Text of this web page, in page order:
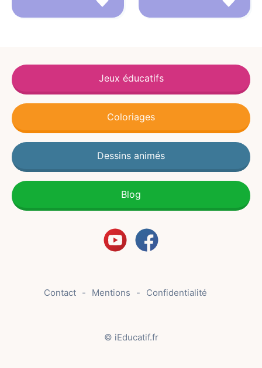
Jeux éducatifs
Coloriages
Dessins animés
Blog
Contact Mentions Confidentialité
© iEducatif.fr